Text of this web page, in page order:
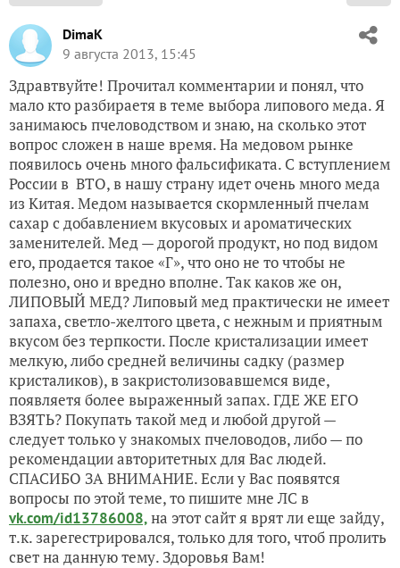
DimaK
9 августа 2013, 15:45
Здравтвуйте! Прочитал комментарии и понял, что
мало кто разбираетя в теме выбора липового меда. Я
занимаюсь пчеловодством и знаю, на сколько этот
вопрос сложен в наше время. На медовом рынке
появилось очень много фальсификата. С вступлением
России в ВТО, в нашу страну идет очень много меда
из Китая. Медом называется скормленный пчелам
сахар с добавлением вкусовых и ароматических
заменителей. Мед — дорогой продукт, но под видом
его, продается такое «Г», что оно не то чтобы не
полезно, оно и вредно вполне. Так каков же он,
ЛИПОВЫЙ МЕД? Липовый мед практически не имеет
запаха, светло-желтого цвета, с нежным и приятным
вкусом без терпкости. После кристализации имеет
мелкую, либо средней величины садку (размер
кристаликов), в закристолизовавшемся виде,
появляетя более выраженный запах. ГДЕ ЖЕ ЕГО
ВЗЯТЬ? Покупать такой мед и любой другой —
следует только у знакомых пчеловодов, либо — по
рекомендации авторитетных для Вас людей.
СПАСИБО ЗА ВНИМАНИЕ. Если у Вас появятся
вопросы по этой теме, то пишите мне ЛС в
vk.com/id13786008,на этот сайт я врят ли еще зайду,
т.к. зарегестрировался, только для того, чтоб пролить
свет на данную тему. Здоровья Вам!